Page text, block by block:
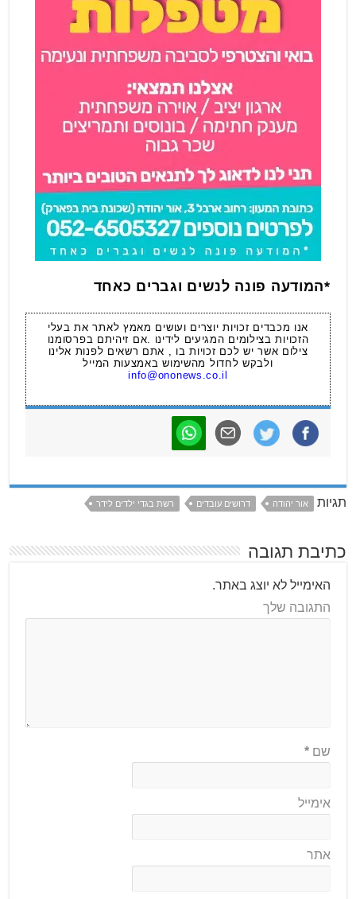
*המודעה פונה לנשים וגברים כאחד
אנו מכבדים זכויות יוצרים ועושים מאמץ לאתר את בעלי
הזכויות בצילומים המגיעים לידינו .אם זיהיתם בפרסומנו
צילום אשר יש לכם זכויות בו , אתם רשאים לפנות אלינו
ולבקש לחדול מהשימוש באמצעות המייל
info@ononews.co.il
תגיות אור יהודה דרושים עובדים רשת בגדי ילדים לידר
כתיבת תגובה
האימייל לא יוצג באתר.
התגובה שלך
שם*
אימייל
אתר